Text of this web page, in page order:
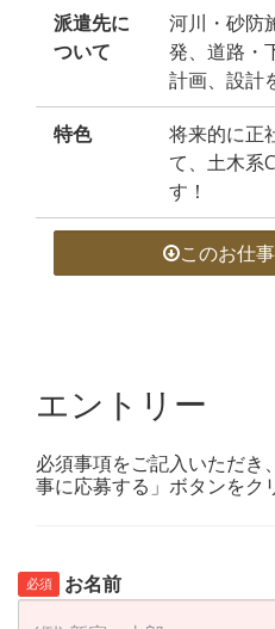
派遣先に
ついて
河川・砂防
発、道路・
計画、設計
特色
将来的に正
て、土木系
す！
このお仕
エントリー
必須事項をご記入いただき
事に応募する」ボタンをク
必須 お名前